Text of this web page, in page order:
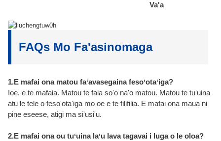
Va'a
FAQs Mo Fa'asinomaga
1.E mafai ona matou faʻavasegaina fesoʻotaʻiga?
Ioe, e te mafaia. Matou te faia so'o na'o matou. Matou te tuʻuina
atu le tele o fesoʻotaʻiga mo oe e te filifilia. E mafai ona maua ni
pine eseese, atigi ma si'usi'u.
2.E mafai ona ou tuʻuina laʻu lava tagavai i luga o le oloa?